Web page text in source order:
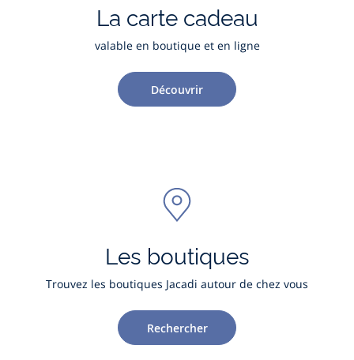
La carte cadeau
valable en boutique et en ligne
Découvrir
Les boutiques
Trouvez les boutiques Jacadi autour de chez vous
Rechercher